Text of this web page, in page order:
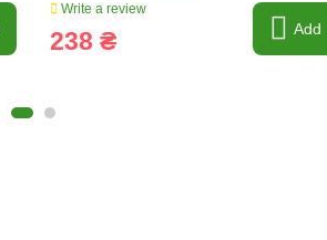
Write a review
238 ₴ Add